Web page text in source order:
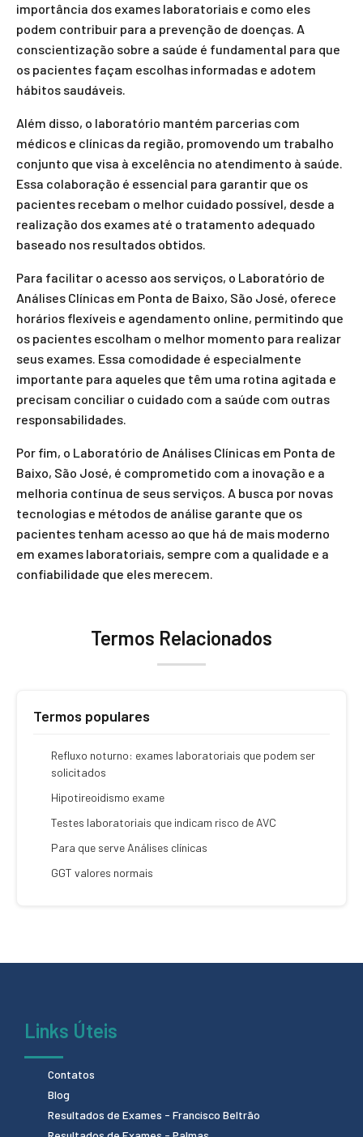
importância dos exames laboratoriais e como eles
podem contribuir para a prevenção de doenças. A
conscientização sobre a saúde é fundamental para que
os pacientes façam escolhas informadas e adotem
hábitos saudáveis.
Além disso, o laboratório mantém parcerias com
médicos e clínicas da região, promovendo um trabalho
conjunto que visa à excelência no atendimento à saúde.
Essa colaboração é essencial para garantir que os
pacientes recebam o melhor cuidado possível, desde a
realização dos exames até o tratamento adequado
baseado nos resultados obtidos.
Para facilitar o acesso aos serviços, o Laboratório de
Análises Clínicas em Ponta de Baixo, São José, oferece
horários flexíveis e agendamento online, permitindo que
os pacientes escolham o melhor momento para realizar
seus exames. Essa comodidade é especialmente
importante para aqueles que têm uma rotina agitada e
precisam conciliar o cuidado com a saúde com outras
responsabilidades.
Por fim, o Laboratório de Análises Clínicas em Ponta de
Baixo, São José, é comprometido com a inovação e a
melhoria contínua de seus serviços. A busca por novas
tecnologias e métodos de análise garante que os
pacientes tenham acesso ao que há de mais moderno
em exames laboratoriais, sempre com a qualidade e a
confiabilidade que eles merecem.
Termos Relacionados
Termos populares
Refluxo noturno: exames laboratoriais que podem ser
solicitados
Hipotireoidismo exame
Testes laboratoriais que indicam risco de AVC
Para que serve Análises clínicas
GGT valores normais
Links Úteis
Contatos
Blog
Resultados de Exames - Francisco Beltrão